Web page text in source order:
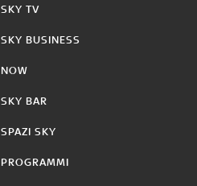
SKY TV
SKY BUSINESS
NOW
SKY BAR
SPAZI SKY
PROGRAMMI